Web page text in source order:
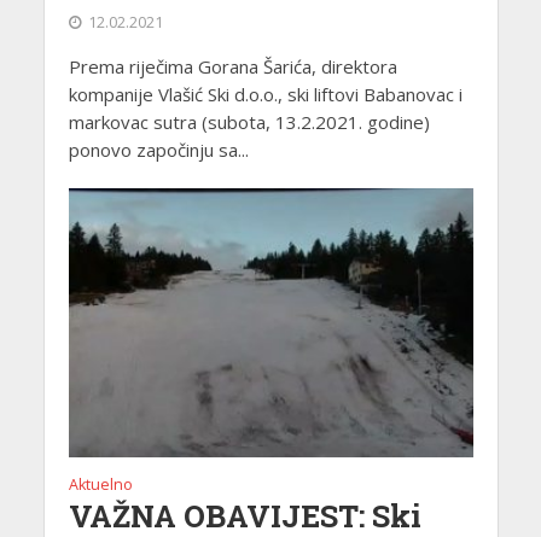
12.02.2021
Prema riječima Gorana Šarića, direktora
kompanije Vlašić Ski d.o.o., ski liftovi Babanovac i
markovac sutra (subota, 13.2.2021. godine)
ponovo započinju sa...
Aktuelno
VAŽNA OBAVIJEST: Ski